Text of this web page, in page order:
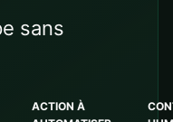
sans
ACTION À